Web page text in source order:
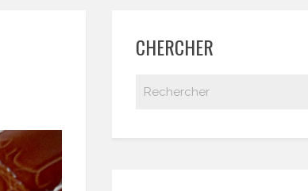
CHERCHER